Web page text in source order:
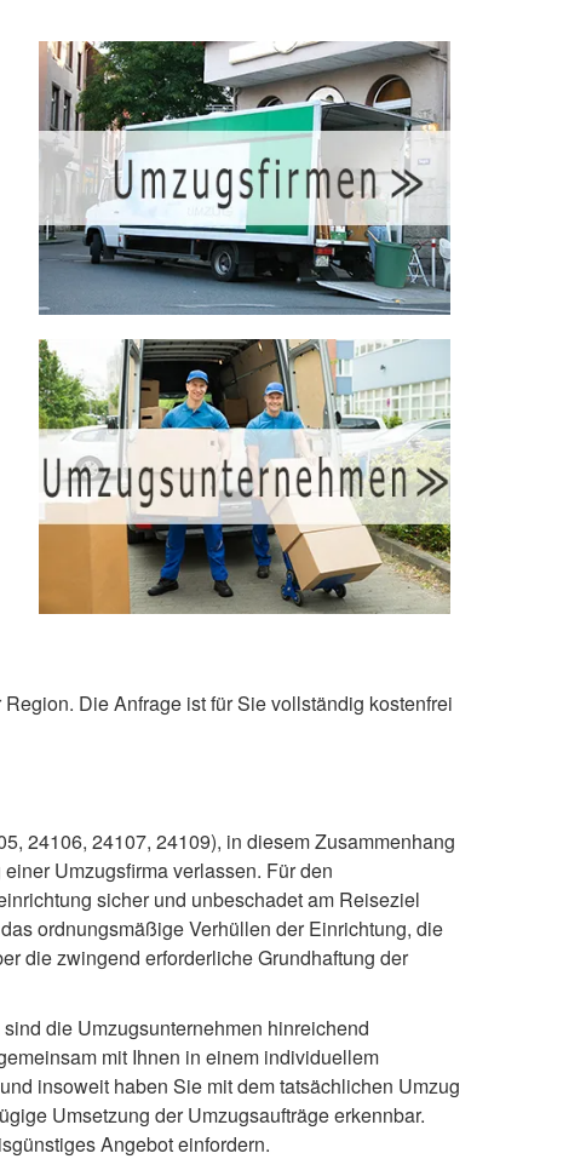
Die Anfrage ist für Sie vollständig kostenfrei
24106, 24107, 24109), in diesem Zusammenhang
Umzugsfirma verlassen. Für den
sicher und unbeschadet am Reiseziel
ordnungsmäßige Verhüllen der Einrichtung, die
die zwingend erforderliche Grundhaftung der
die Umzugsunternehmen hinreichend
mit Ihnen in einem individuellem
insoweit haben Sie mit dem tatsächlichen Umzug
Umsetzung der Umzugsaufträge erkennbar.
Angebot einfordern.